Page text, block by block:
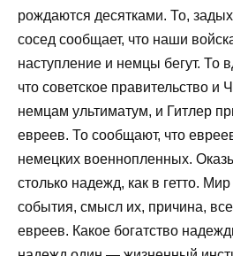
рождаются десятками. То,
сосед сообщает, что наши
наступление и немцы бегут. То
что советское правительство и
немцам ультиматум, и Гитлер
евреев. То сообщают, что
немецких военнопленных.
столько надежд, как в гетто.
события, смысл их, причина,
евреев. Какое богатство